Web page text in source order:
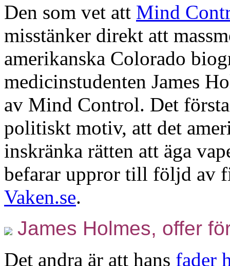
Den som vet att Mind
misstänker direkt att
amerikanska Colorado
medicinstudenten James
av Mind Control. Det
politiskt motiv, att det
inskränka rätten att äga
befarar uppror till följd av
Vaken.se.
James Holmes, offer
Det andra är att hans fader